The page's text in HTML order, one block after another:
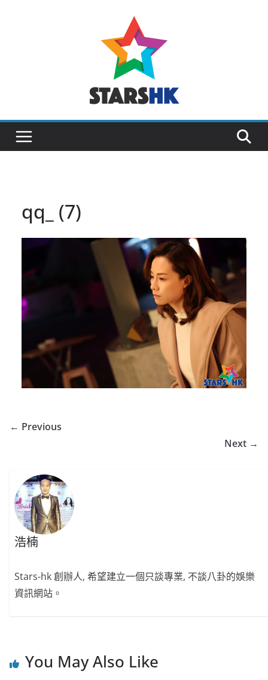
qq_ (7)
← Previous
Next →
浩楠
Stars-hk 創辦人, 希望建立一個只談專業, 不談八卦的娛樂
資訊網站。
You May Also Like